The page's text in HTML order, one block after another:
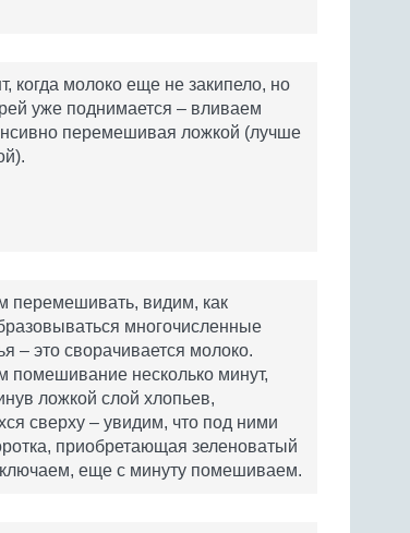
когда молоко еще не закипело, но
уже поднимается – вливаем
перемешивая ложкой (лучше
перемешивать, видим, как
многочисленные
– это сворачивается молоко.
помешивание несколько минут,
ложкой слой хлопьев,
сверху – увидим, что под ними
приобретающая зеленоватый
еще с минуту помешиваем.